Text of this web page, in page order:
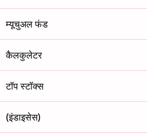
म्यूचुअल फंड
कैलकुलेटर
टॉप स्टॉक्स
(इंडाइसेस)